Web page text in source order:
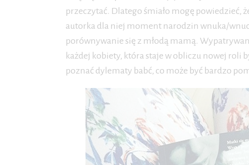
przeczytać. Dlatego śmiało mogę powiedzieć,
autorka dla niej moment narodzin wnuka/
porównywanie się z młodą mamą.
każdej kobiety, która staje w obliczu nowej roli
poznać dylematy babć, co może być bardzo